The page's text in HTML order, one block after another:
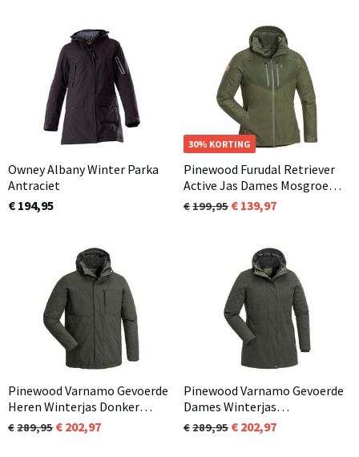
Owney Albany Winter Parka
Antraciet
€ 194,95
30% KORTING
Pinewood Furudal Retriever
Active Jas Dames Mosgroen
(722)
199,95 139,97
Pinewood Varnamo Gevoerde
Heren Winterjas Donker
Groen (103)
289,95 202,97
Pinewood Varnamo Gevoerde
Dames Winterjas
Donkergroen (103)
289,95 202,97